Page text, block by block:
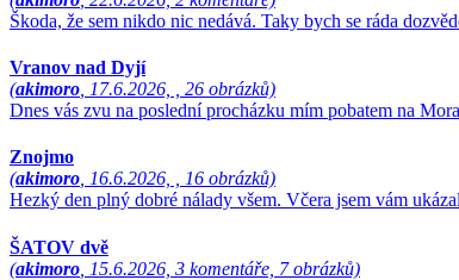
Škoda, že sem nikdo nic nedává. Taky bych se ráda
Vranov nad Dyjí
(akimoro , 17.6.2026, , 26 obrázků)
Dnes vás zvu na poslední procházku mím pobatem na
Znojmo
(akimoro, 16.6.2026, , 16 obrázků)
Hezký den plný dobré nálady všem. Včera jsem vám
ŠATOV dvě
(akimoro , 15.6.2026, 3 komentáře, 7 obrázků)